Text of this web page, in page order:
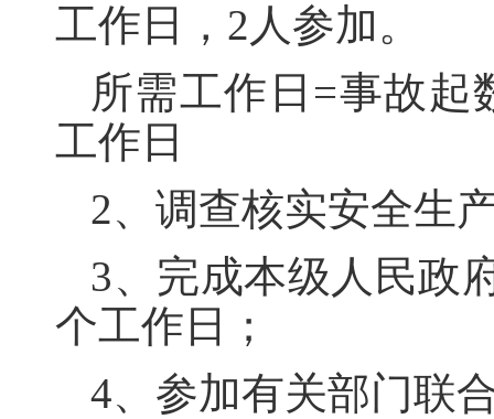
工作日，2人参加。
所需工作日=事故起
工作日
2、调查核实安全生
3、完成本级人民政
个工作日；
4、参加有关部门联